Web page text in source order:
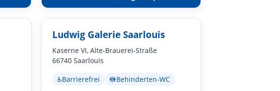
Ludwig Galerie Saarlouis
Kaserne VI, Alte-Brauerei-Straße
66740 Saarlouis
♿Barrierefrei 🚻Behinderten-WC